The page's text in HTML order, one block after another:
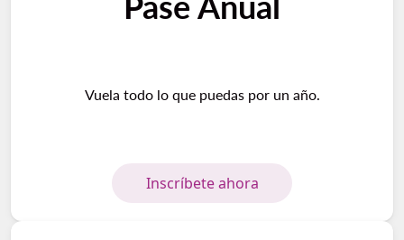
Vuela todo lo que puedas por un año.
Inscríbete ahora